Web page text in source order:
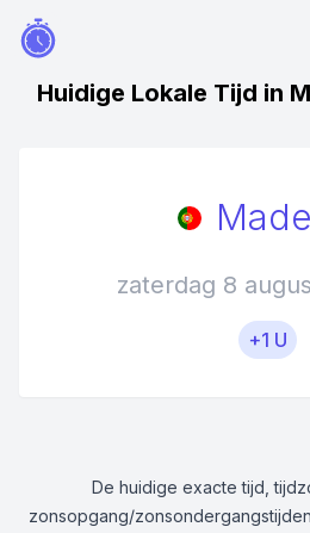
Huidige Lokale Tijd in
zaterdag 8
+1 U
De huidige exacte tijd,
zonsopgang/